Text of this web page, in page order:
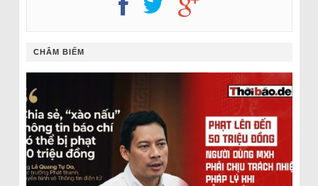
CHÂM BIẾM